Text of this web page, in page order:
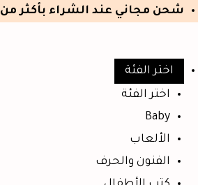
شحن مجاني عند الشراء بأكثر من 199 ₪
اختر الفئة
اختر الفئة
Baby
الألعاب
الفنون والحرف